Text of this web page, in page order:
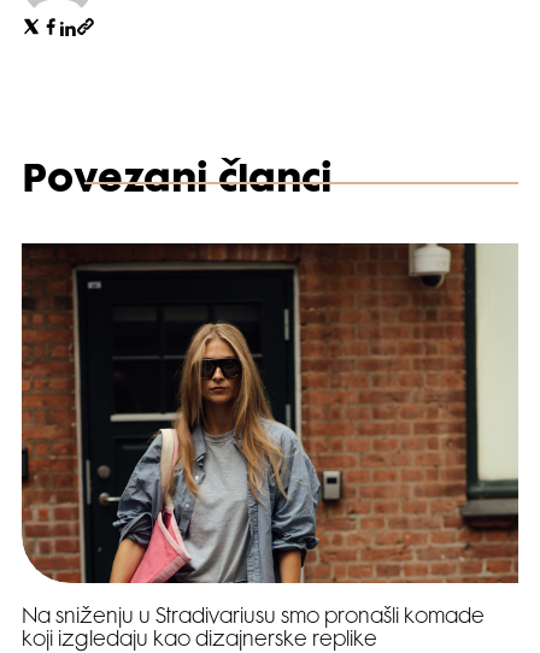
Povezani članci
Na sniženju u Stradivariusu smo pronašli komade
koji izgledaju kao dizajnerske replike